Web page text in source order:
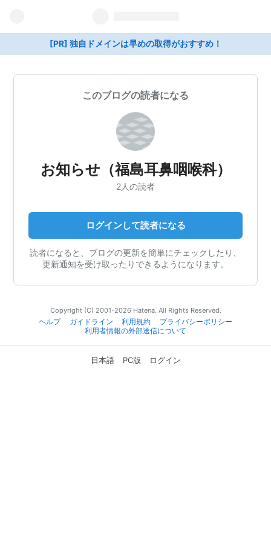
[PR] 独自ドメインは早めの取得がおすすめ！
このブログの読者になる
お知らせ（福島耳鼻咽喉科）
2人の読者
ログインして読者になる
読者になると、ブログの更新を簡単にチェックしたり、
更新通知を受け取ったりできるようになります。
Copyright (C) 2001-2026 Hatena. All Rights Reserved.
ヘルプ
ガイドライン 利用規約
プライバシーポリシー
利用者情報の外部送信について
日本語 PC版 ログイン